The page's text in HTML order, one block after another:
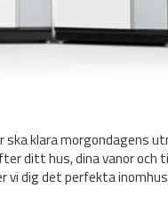
klara morgondagens
ditt hus, dina vanor och
vi dig det perfekta